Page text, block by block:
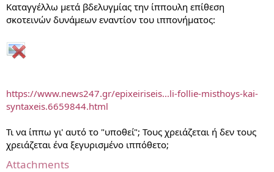
Καταγγέλλω μετά βδελυγμίας την ίππουλη επίθεση
σκοτεινών δυνάμεων εναντίον του ιππονήματος:
https://www.news247.gr/epixeiriseis...li-follie-misthoys-kai-
syntaxeis.6659844.html
Τι να ίππω γι' αυτό το "υποθεί"; Τους χρειάζεται ή δεν τους
χρειάζεται ένα ξεγυρισμένο ιππόθετο;
Attachments